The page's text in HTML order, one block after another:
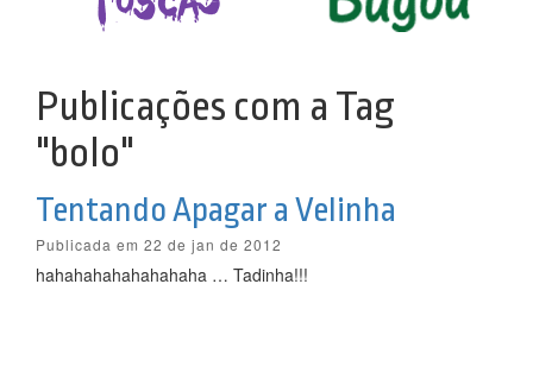
Publicações com a Tag
"bolo"
Tentando Apagar a Velinha
Publicada em 22 de jan de 2012
hahahahahahahahaha … Tadinha!!!